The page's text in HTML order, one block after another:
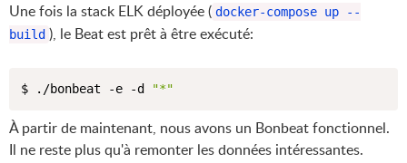
Une fois la stack ELK déployée ( docker-compose up --
build ), le Beat est prêt à être exécuté:
$ ./bonbeat -e -d "*"
À partir de maintenant, nous avons un Bonbeat fonctionnel.
Il ne reste plus qu'à remonter les données intéressantes.